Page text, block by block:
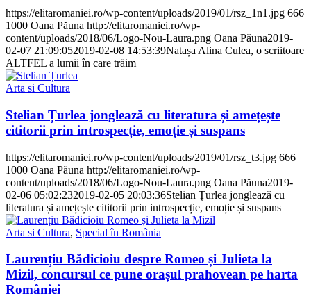
https://elitaromaniei.ro/wp-content/uploads/2019/01/rsz_1n1.jpg 666
1000 Oana Păuna http://elitaromaniei.ro/wp-
content/uploads/2018/06/Logo-Nou-Laura.png Oana Păuna2019-
02-07 21:09:052019-02-08 14:53:39Natașa Alina Culea, o scriitoare
ALTFEL a lumii în care trăim
Arta si Cultura
Stelian Țurlea jonglează cu literatura și amețește
cititorii prin introspecție, emoție și suspans
https://elitaromaniei.ro/wp-content/uploads/2019/01/rsz_t3.jpg 666
1000 Oana Păuna http://elitaromaniei.ro/wp-
content/uploads/2018/06/Logo-Nou-Laura.png Oana Păuna2019-
02-06 05:02:232019-02-05 20:03:36Stelian Țurlea jonglează cu
literatura și amețește cititorii prin introspecție, emoție și suspans
Arta si Cultura, Special în România
Laurențiu Bădicioiu despre Romeo și Julieta la
Mizil, concursul ce pune orașul prahovean pe harta
României